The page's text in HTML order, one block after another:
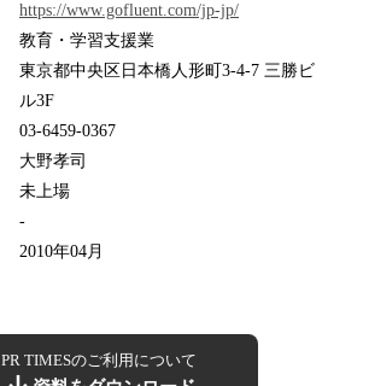
https://www.gofluent.com/jp-jp/
教育・学習支援業
東京都中央区日本橋人形町3-4-7 三勝ビ
ル3F
03-6459-0367
大野孝司
未上場
-
2010年04月
PR TIMESのご利用について